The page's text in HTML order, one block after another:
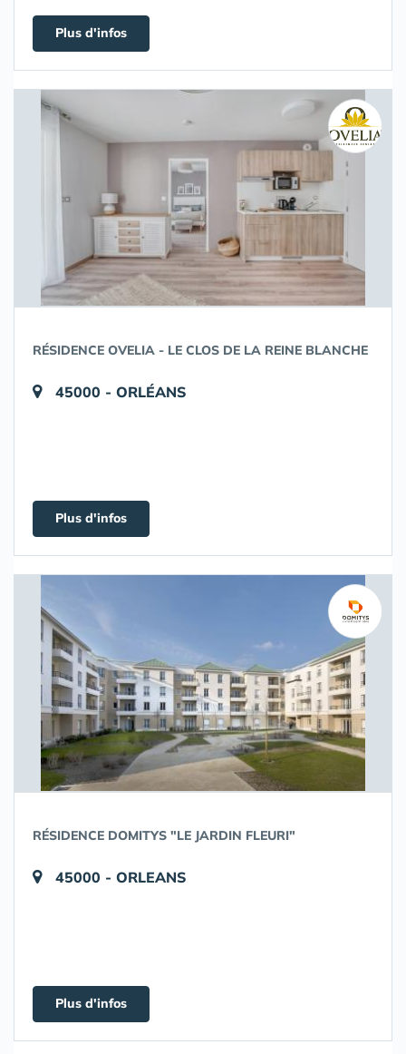
Plus d'infos
RÉSIDENCE OVELIA - LE CLOS DE LA REINE BLANCHE
45000 - ORLÉANS
Plus d'infos
RÉSIDENCE DOMITYS "LE JARDIN FLEURI"
45000 - ORLEANS
Plus d'infos